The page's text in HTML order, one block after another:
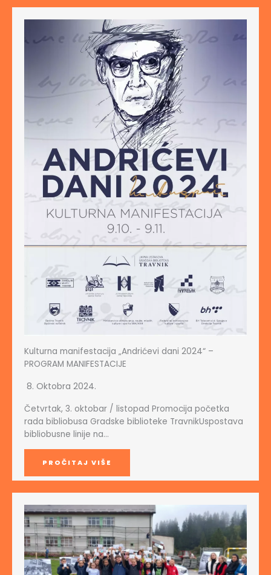
Kulturna manifestacija „Andrićevi dani 2024“ –
PROGRAM MANIFESTACIJE
8. Oktobra 2024.
Četvrtak, 3. oktobar / listopad Promocija početka
rada bibliobusa Gradske biblioteke TravnikUspostava
bibliobusne linije na…
PROČITAJ VIŠE